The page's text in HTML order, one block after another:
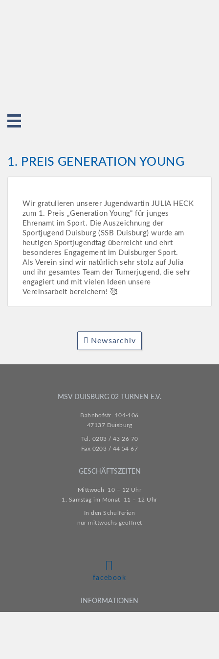
1. PREIS GENERATION YOUNG
Wir gratulieren unserer Jugendwartin JULIA HECK
zum 1. Preis „Generation Young“ für junges
Ehrenamt im Sport. Die Auszeichnung der
Sportjugend Duisburg (SSB Duisburg) wurde am
heutigen Sportjugendtag überreicht und ehrt
besonderes Engagement im Duisburger Sport.
Als Verein sind wir natürlich sehr stolz auf Julia
und ihr gesamtes Team der Turnerjugend, die sehr
engagiert und mit vielen Ideen unsere
Vereinsarbeit bereichern! 🥰
Newsarchiv
MSV DUISBURG 02 TURNEN E.V.
Bahnhofstr. 104-106
47137 Duisburg
Tel. 0203 / 43 26 70
Fax 0203 / 44 54 67
GESCHÄFTSZEITEN
Mittwoch 10 – 12 Uhr
1. Samstag im Monat 11 – 12 Uhr
In den Schulferien
nur mittwochs geöffnet
facebook
INFORMATIONEN